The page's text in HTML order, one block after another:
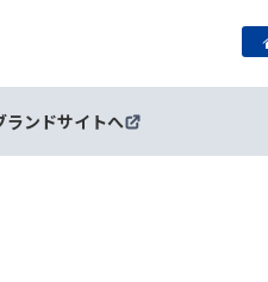
ランドサイトへ